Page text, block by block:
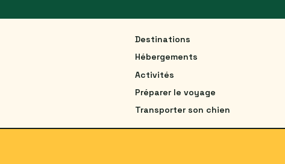
Destinations
Hébergements
Activités
Préparer le voyage
Transporter son chien